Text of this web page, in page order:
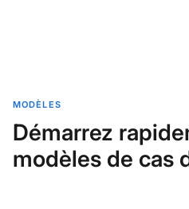
MODÈLES
Démarrez
modèles de cas